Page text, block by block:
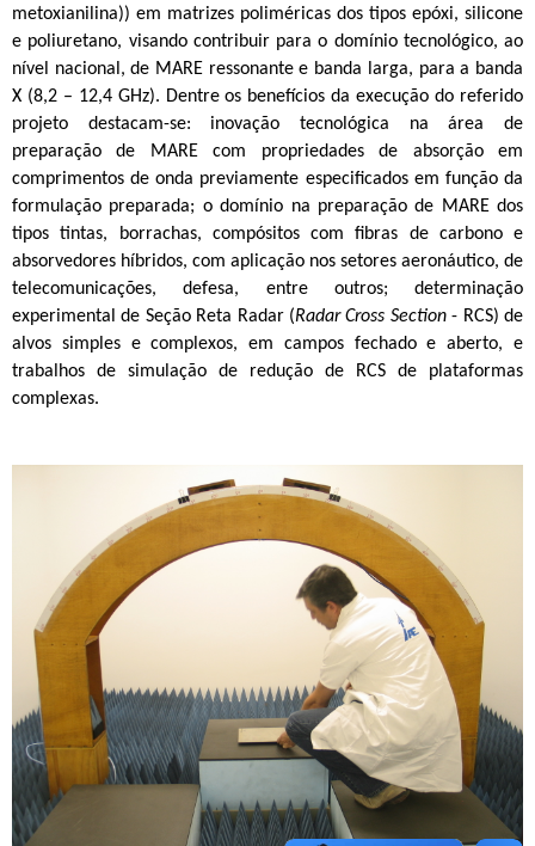
metoxianilina)) em matrizes poliméricas dos tipos epóxi, silicone
e poliuretano, visando contribuir para o domínio tecnológico, ao
nível nacional, de MARE ressonante e banda larga, para a banda
X (8,2 – 12,4 GHz). Dentre os benefícios da execução do referido
projeto destacam-se: inovação tecnológica na área de
preparação de MARE com propriedades de absorção em
comprimentos de onda previamente especificados em função da
formulação preparada; o domínio na preparação de MARE dos
tipos tintas, borrachas, compósitos com fibras de carbono e
absorvedores híbridos, com aplicação nos setores aeronáutico, de
telecomunicações, defesa, entre outros; determinação
experimental de Seção Reta Radar (Radar Cross Section- RCS) de
alvos simples e complexos, em campos fechado e aberto, e
trabalhos de simulação de redução de RCS de plataformas
complexas.